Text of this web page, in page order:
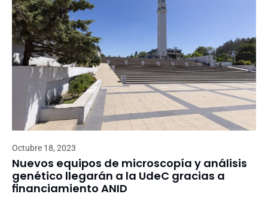
Octubre 18, 2023
Nuevos equipos de microscopía y análisis
genético llegarán a la UdeC gracias a
financiamiento ANID